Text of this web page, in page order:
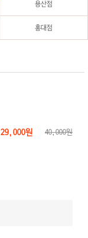
용산점
홍대점
29,000원 40,000원